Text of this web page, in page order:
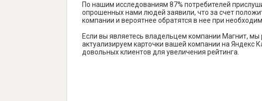
По нашим исследованиям 87% потребителей
опрошенных нами людей заявили, что за счет
компании и вероятнее обратятся в нее при
Если вы являетесь владельцем компании Магнит,
актуализируем карточки вашей компании на Яндекс
довольных клиентов для увеличения рейтинга.